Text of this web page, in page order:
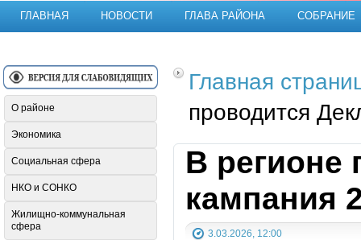
Официальный сайт Марксовского
ГЛАВНАЯ НОВОСТИ ГЛАВА РАЙОНА СОБРАНИЕ
Главная
проводится
В регионе
кампания
3.03.2026, 12:00
О районе
Экономика
Социальная сфера
НКО и СОНКО
Жилищно-коммунальная
сфера